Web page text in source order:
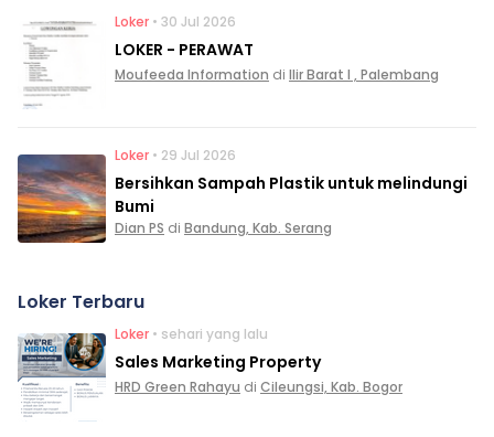
Loker • 30 Jul 2026
LOKER - PERAWAT
Moufeeda Information di Ilir Barat I , Palembang
Loker • 29 Jul 2026
Bersihkan Sampah Plastik untuk melindungi
Bumi
Dian PS di Bandung, Kab. Serang
Loker Terbaru
Loker • sehari yang lalu
Sales Marketing Property
HRD Green Rahayu di Cileungsi, Kab. Bogor